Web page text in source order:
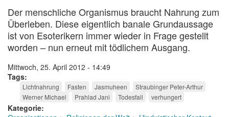
Der menschliche Organismus braucht Nahrung zum
Überleben. Diese eigentlich banale Grundaussage
ist von Esoterikern immer wieder in Frage gestellt
worden – nun erneut mit tödlichem Ausgang.
Mittwoch, 25. April 2012 - 14:49
Tags
Lichtnahrung Fasten Jasmuheen
Straubinger Peter-Arthur
Werner Michael
Prahlad Jani Todesfall verhungert
Kategorie